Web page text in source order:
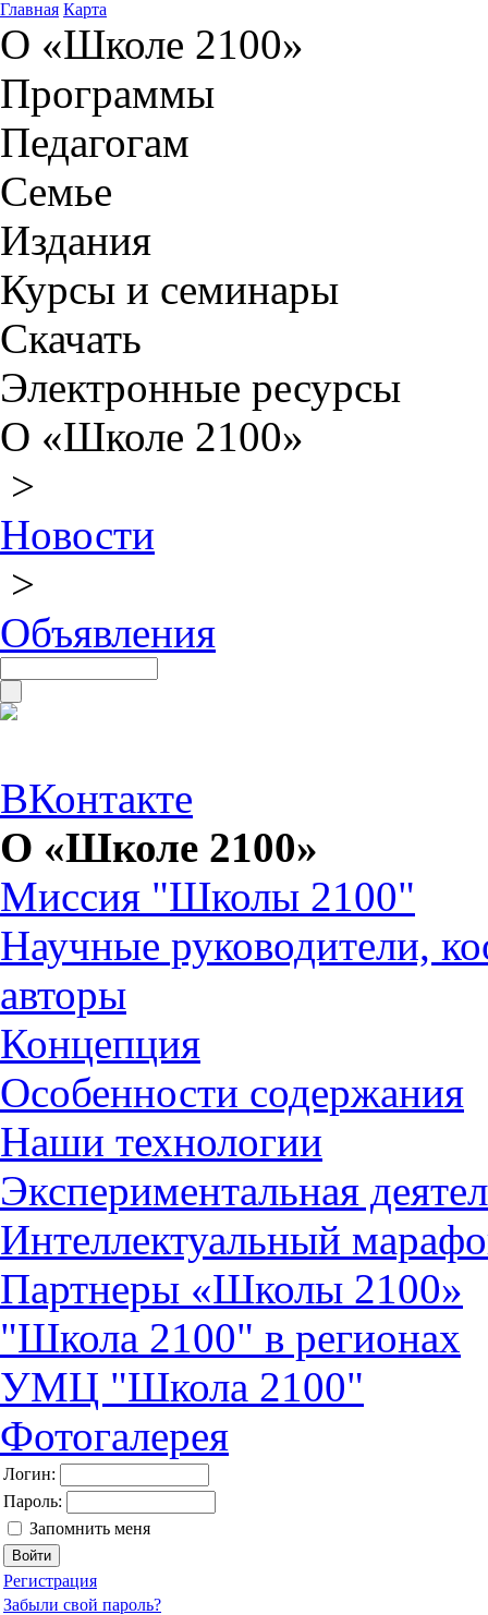
Главная Карта
О «Школе 2100»
Программы
Педагогам
Семье
Издания
Курсы и семинары
Скачать
Электронные ресурсы
О «Школе 2100»
>
Новости
>
Объявления
ВКонтакте
О «Школе 2100»
Миссия "Школы 2100"
Научные руководители,
авторы
Концепция
Особенности содержания
Наши технологии
Экспериментальная
Интеллектуальный
Партнеры «Школы 2100»
"Школа 2100" в регионах
УМЦ "Школа 2100"
Фотогалерея
Логин:
Пароль:
Запомнить меня
Регистрация
Забыли свой пароль?